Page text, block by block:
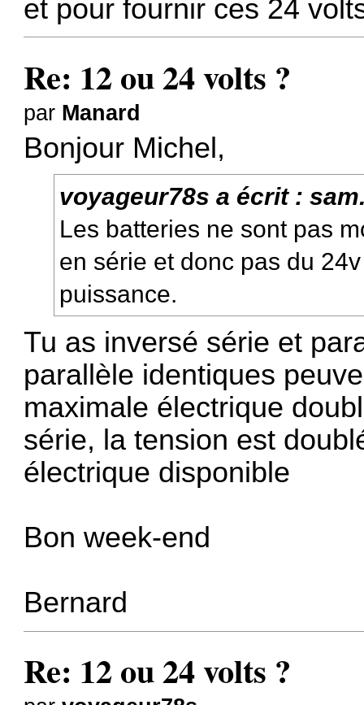
et pour fournir ces 24
Re: 12 ou 24 volts ?
par Manard
Bonjour Michel,
voyageur78s a écrit :
Les batteries ne sont pas
en série et donc pas du
puissance.
Tu as inversé série et
parallèle identiques
maximale électrique
série, la tension est
électrique disponible
Bon week-end
Bernard
Re: 12 ou 24 volts ?